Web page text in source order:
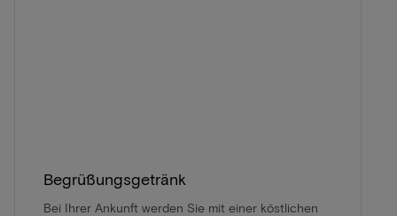
Begrüßungsgetränk
Bei Ihrer Ankunft werden Sie mit einer köstlichen